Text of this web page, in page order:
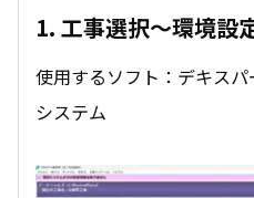
1. 工事選択～環境設
使用するソフト：デキス
システム